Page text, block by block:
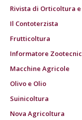
Rivista di Orticoltura
Il Contoterzista
Frutticoltura
Informatore
Macchine Agricole
Olivo e Olio
Suinicoltura
Nova Agricoltura